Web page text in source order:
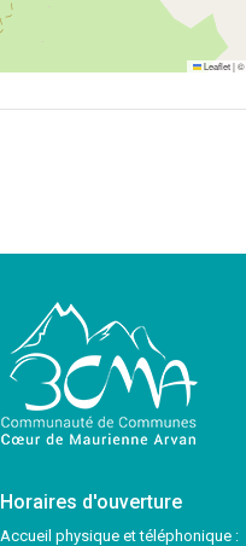
Leaflet|©
Horaires d'ouverture
Accueil physique et téléphonique :